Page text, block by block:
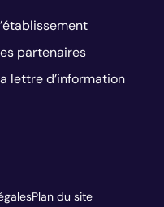
partenaires
lettre d’information
Plan du site